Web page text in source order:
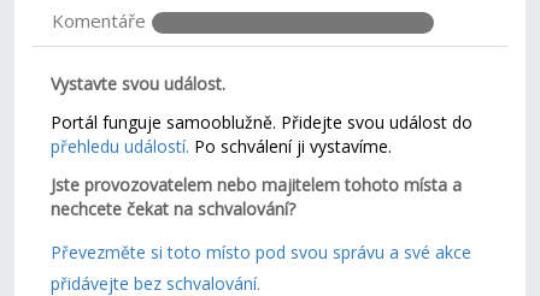
Komentáře
Vystavte svou událost.
Portál funguje samooblužně. Přidejte svou událost do
přehledu událostí. Po schválení ji vystavíme.
Jste provozovatelem nebo majitelem tohoto místa a
nechcete čekat na schvalování?
Převezměte si toto místo pod svou správu a své akce
přidávejte bez schvalování.